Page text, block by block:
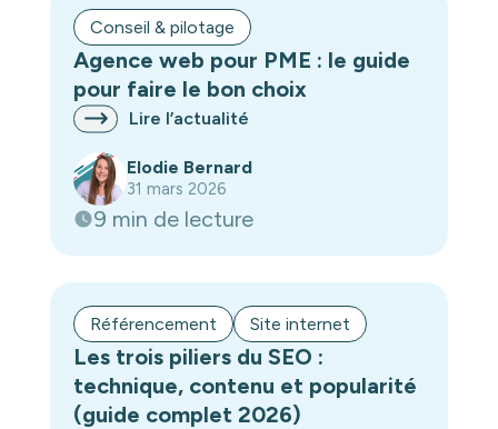
Conseil & pilotage
Agence web pour PME : le guide
pour faire le bon choix
Lire l’actualité
Elodie Bernard
31 mars 2026
9 min de lecture
Référencement Site internet
Les trois piliers du SEO :
technique, contenu et popularité
(guide complet 2026)